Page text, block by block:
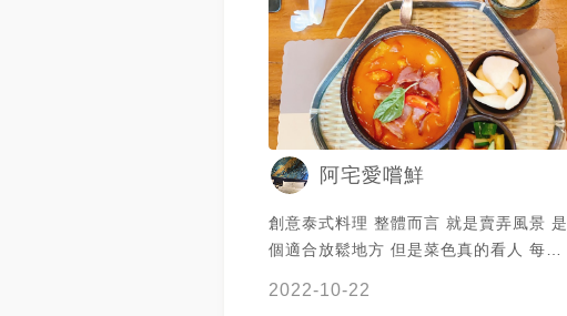
阿宅愛嚐鮮
創意泰式料理 整體而言 就是賣弄風景 是
個適合放鬆地方 但是菜色真的看人 每道
歡 菜色都偏甜 從前菜到主菜 都讓人失望
2022-10-22